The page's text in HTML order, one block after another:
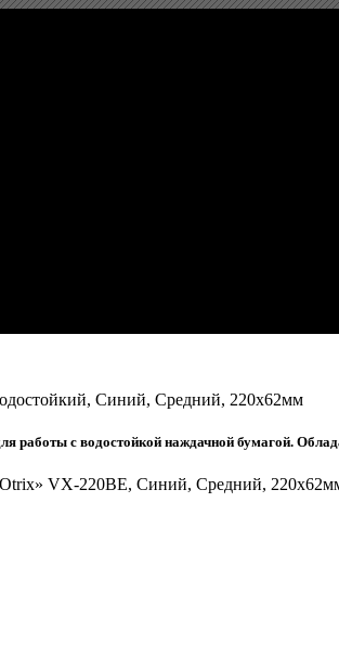
Синий, Средний, 220x62мм
работы с водостойкой наждачной бумагой.
VX-220BE, Синий, Средний,